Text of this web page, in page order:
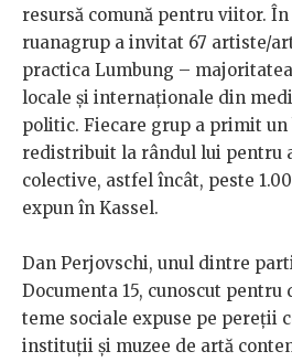
resursă comună pentru viitor.
ruanagrup a invitat 67 artiste/
practica Lumbung –
locale și internaționale din
politic. Fiecare grup a primit un
redistribuit la rândul lui pentru
colective, astfel încât, peste
expun în Kassel.
Dan Perjovschi, unul dintre
Documenta 15, cunoscut pentru
teme sociale expuse pe pereții
instituții și muzee de artă